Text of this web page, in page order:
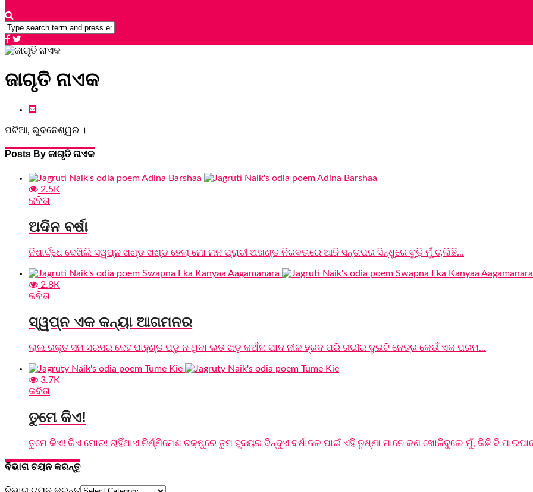
ଜାଗୃତି ନାଏକ
ପଟିଆ, ଭୁବନେଶ୍ୱର ।
Posts By ଜାଗୃତି ନାଏକ
2.5K
କବିତା
ଅଦିନ ବର୍ଷା
ନିଶାର୍ଦ୍ଧେ ଦେଖିଲି ସ୍ୱପ୍ନ ଖଣ୍ଡ ଖଣ୍ଡ ହେଲା ମୋ ମନ ପ୍ରାଚୀ ଅଖଣ୍ଡ ନିରବତାରେ ଆଜି ସନ୍ତାପର ସିନ୍ଧୁରେ ବୁଡ଼ି ମୁଁ ଚାଲିଛି...
2.8K
କବିତା
ସ୍ୱପ୍ନ ଏକ କନ୍ୟା ଆଗମନର
ଲାଲ ରକ୍ତ ସମ ସରସର ଦେହ ପାହୁଣ୍ଡ ପଡୁ ନ ଥିବା ଲଡ ଖଡ଼ କଅଁଳ ପାଦ ନୀଳ ହ୍ରଦ ପରି ଗଭୀର ଦୁଇଟି ନେତ୍ର କେଉଁ ଏକ ପରମ...
3.7K
କବିତା
ତୁମେ କିଏ!
ତୁମେ କିଏ! କିଏ ମୋର! ଚାହିଁଥାଏ ନିର୍ଣ୍ଣିମେଶ ଚକ୍ଷୁରେ ତୁମ ହୃଦୟର ବିନ୍ଦୁଏ ବର୍ଷାଜଳ ପାଇଁ ଏହି ତୃଷ୍ଣା ମାନେ କଣ ଖୋଜିବୁଲେ ମୁଁ, କିଛି ବି
ବିଭାଗ ଚୟନ କରନ୍ତୁ